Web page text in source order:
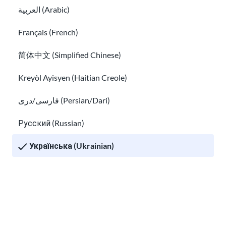
العربية (Arabic)
Français (French)
简体中文 (Simplified Chinese)
Kreyòl Ayisyen (Haitian Creole)
فارسی/دری (Persian/Dari)
Русский (Russian)
Українська (Ukrainian)
Підпишіться на оновлення!
конфіденційність